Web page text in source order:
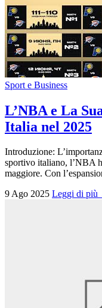
Sport e Business
L’NBA e La
Italia nel 2025
Introduzione:
sportivo italiano, l’NBA
maggiore. Con
9 Ago 2025 Leggi di più